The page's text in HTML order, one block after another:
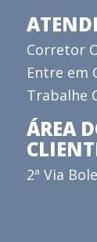
Corretor
Entre em
Trabalhe
ÁREA
2ª Via